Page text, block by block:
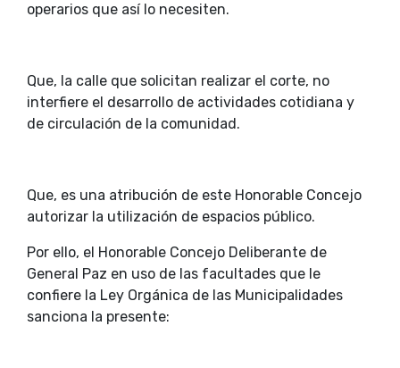
operarios que así lo necesiten.
Que, la calle que solicitan realizar el corte, no
interfiere el desarrollo de actividades cotidiana y
de circulación de la comunidad.
Que, es una atribución de este Honorable Concejo
autorizar la utilización de espacios público.
Por ello, el Honorable Concejo Deliberante de
General Paz en uso de las facultades que le
confiere la Ley Orgánica de las Municipalidades
sanciona la presente: